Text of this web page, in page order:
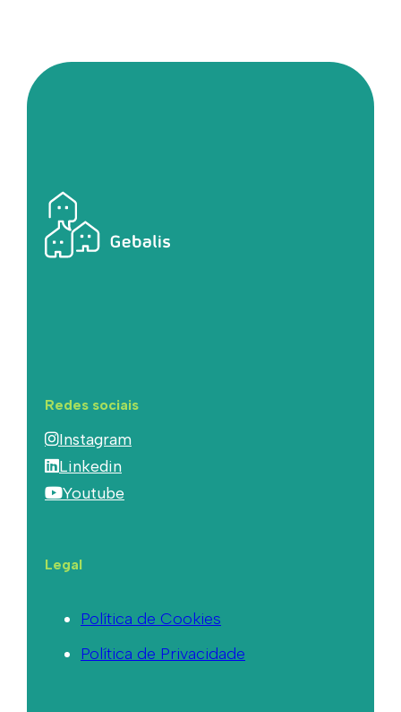
Redes sociais
Instagram
Linkedin
Youtube
Legal
Política de Cookies
Política de Privacidade